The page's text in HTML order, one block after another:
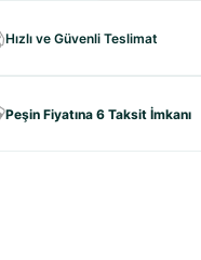
Hızlı ve Güvenli Teslimat
Peşin Fiyatına 6 Taksit İmkanı